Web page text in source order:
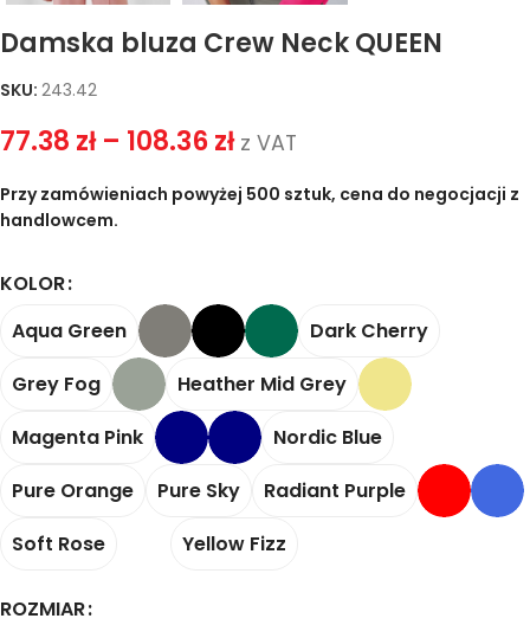
Damska bluza Crew Neck QUEEN
SKU: 243.42
77.38 zł – 108.36zł z VAT
Przy zamówieniach powyżej 500 sztuk, cena do negocjacji z
handlowcem.
KOLOR
Aqua Green
Dark Cherry
Grey Fog
Heather Mid Grey
Magenta Pink
Nordic Blue
Pure Orange
Pure Sky
Radiant Purple
Soft Rose
Yellow Fizz
ROZMIAR